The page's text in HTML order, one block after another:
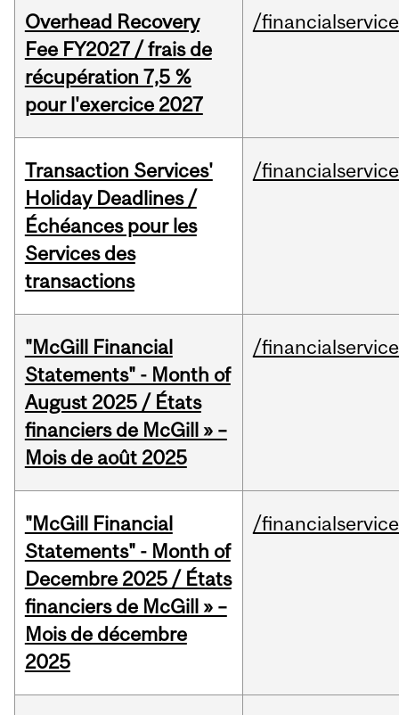
Overhead Recovery
Fee FY2027 / frais de
récupération 7,5 %
pour l'exercice 2027
/
Transaction Services'
Holiday Deadlines /
Échéances pour les
Services des
transactions
/
"McGill Financial
Statements" - Month of
August 2025 / États
financiers de McGill » –
Mois de août 2025
/
"McGill Financial
Statements" - Month of
Decembre 2025 / États
financiers de McGill » –
Mois de décembre
2025
/